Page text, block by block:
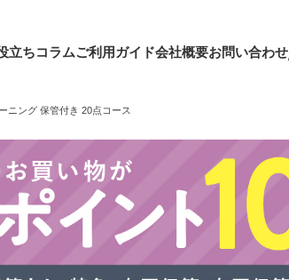
立ちコラムご利用ガイド会社概要お問い合わせ
ニング 保管付き 20点コース